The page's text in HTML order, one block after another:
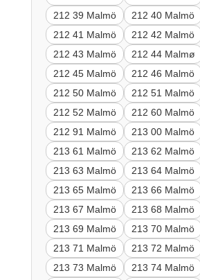
212 39 Malmö
212 40 Malmö
212 41 Malmö
212 42 Malmö
212 43 Malmö
212 44 Malmø
212 45 Malmö
212 46 Malmö
212 50 Malmö
212 51 Malmö
212 52 Malmö
212 60 Malmö
212 91 Malmö
213 00 Malmö
213 61 Malmö
213 62 Malmö
213 63 Malmö
213 64 Malmö
213 65 Malmö
213 66 Malmö
213 67 Malmö
213 68 Malmö
213 69 Malmö
213 70 Malmö
213 71 Malmö
213 72 Malmö
213 73 Malmö
213 74 Malmö